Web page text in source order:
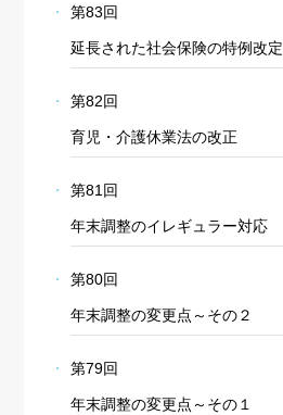
第83回
延長された社会保険の特例改定
第82回
育児・介護休業法の改正
第81回
年末調整のイレギュラー対応
第80回
年末調整の変更点～その２
第79回
年末調整の変更点～その１